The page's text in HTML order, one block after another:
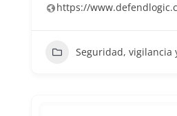
https://
Seguridad, vigilancia